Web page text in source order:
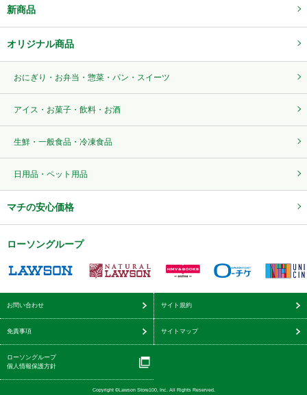
新商品
オリジナル商品
おにぎり・お弁当・惣菜・パン・スイーツ
アイス・お菓子・飲料・お酒
生鮮・一般食品・冷凍食品
日用品・ペット用品
マチの安心価格
ローソングループ
お問い合わせ サイト規約
免責事項 サイトマップ
ローソングループ
個人情報保護方針
Copyright ©Lawson Store100, Inc. All Rights Reserved.